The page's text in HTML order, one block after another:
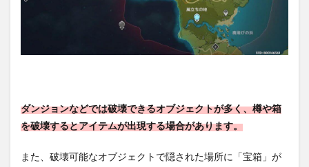
ダンジョンなどでは破壊できるオブジェクトが多く、樽や箱
を破壊するとアイテムが出現する場合があります。
また、破壊可能なオブジェクトで隠された場所に「宝箱」が